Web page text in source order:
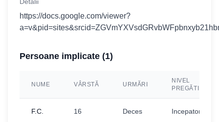
https://docs.google.com/viewer?
Persoane implicate (1)
NUME VÂRSTĂ URMĂRI
NIVEL
PREGĂTIRE
F.C. 16 Deces Incepator